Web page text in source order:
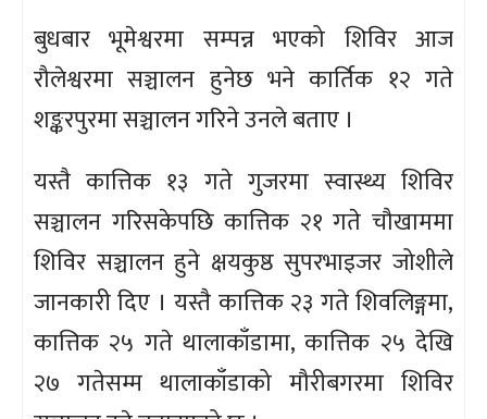
बुधबार भूमेश्वरमा सम्पन्न भएको शिविर आज
रौलेश्वरमा सञ्चालन हुनेछ भने कार्तिक १२ गते
शङ्करपुरमा सञ्चालन गरिने उनले बताए ।
यस्तै कात्तिक १३ गते गुजरमा स्वास्थ्य शिविर
सञ्चालन गरिसकेपछि कात्तिक २१ गते चौखाममा
शिविर सञ्चालन हुने क्षयकुष्ठ सुपरभाइजर जोशीले
जानकारी दिए । यस्तै कात्तिक २३ गते शिवलिङ्गमा,
कात्तिक २५ गते थालाकाँडामा, कात्तिक २५ देखि
२७ गतेसम्म थालाकाँडाको मौरीबगरमा शिविर